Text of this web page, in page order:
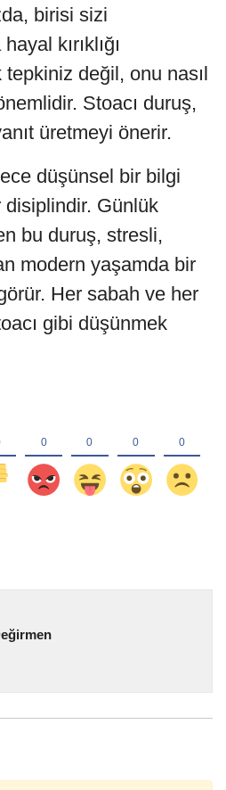
birisi sizi
kırıklığı
tepkiniz değil, onu nasıl
Stoacı duruş,
üretmeyi önerir.
düşünsel bir bilgi
Günlük
bu duruş, stresli,
modern yaşamda bir
Her sabah ve her
gibi düşünmek